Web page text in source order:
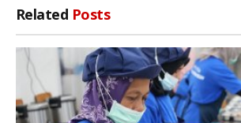
Related Posts